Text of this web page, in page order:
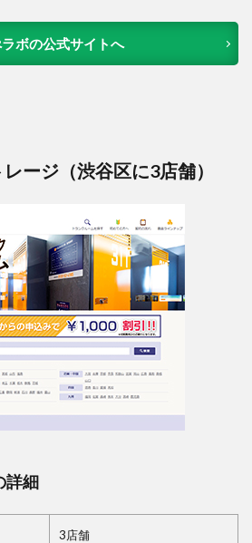
ラボの公式サイトへ
ージ（渋谷区に3店舗）
詳細
3店舗